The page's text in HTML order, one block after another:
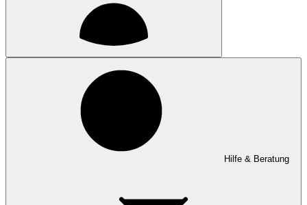
Hilfe & Beratung